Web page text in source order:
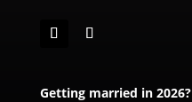
Getting married in 2026?